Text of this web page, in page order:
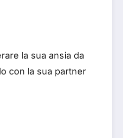
la sua ansia da
con la sua partner